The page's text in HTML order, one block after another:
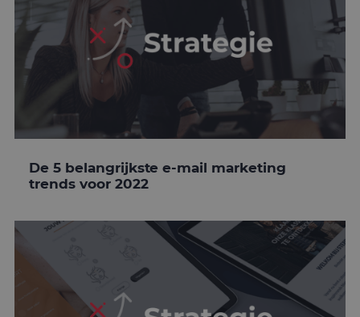
De 5 belangrijkste e-mail marketing
trends voor 2022